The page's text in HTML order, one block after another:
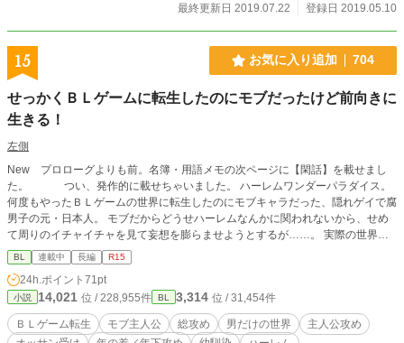
最終更新日 2019.07.22
登録日 2019.05.10
15 お気に入り追加 704
せっかくＢＬゲームに転生したのにモブだったけど前向きに
生きる！
左側
New プロローグよりも前。名簿・用語メモの次ページに【閑話】を載せまし
た。 つい、発作的に載せちゃいました。 ハーレムワンダーパラダイス。
何度もやったＢＬゲームの世界に転生したのにモブキャラだった、隠れゲイで腐
男子の元・日本人。 モブだからどうせハーレムなんかに関われないから、せめ
て周りのイチャイチャを見て妄想を膨らませようとするが……。 実際の世界
は、知ってるゲーム情報とちょっとだけ違ってて。 ※簡単なメモ程度にキャラ
一覧などを載せてみました。 ※主人公の下半身緩め。ネコはチョロめでお送り
します。ご注意を。 ※タグ付けのセンスが無いので、付けるべきタグがあれば
お知らせください。 ※Ｒ指定は保険です。
BL 連載中 長編 R15
24h.ポイント 71pt
小説 14,021 位 / 228,955件 BL 3,314 位 / 31,454件
ＢＬゲーム転生 モブ主人公 総攻め 男だけの世界
主人公攻め